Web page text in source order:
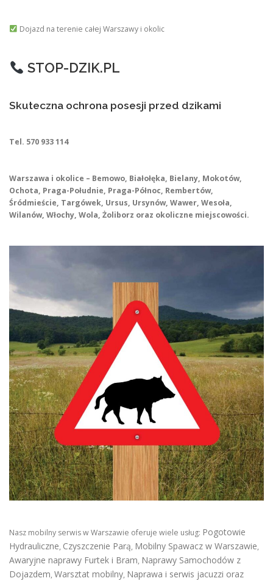
Dojazd na terenie całej Warszawy i okolic
STOP-DZIK.PL
Skuteczna ochrona posesji przed dzikami
Tel. 570 933 114
Warszawa i okolice – Bemowo, Białołęka, Bielany, Mokotów,
Ochota, Praga-Południe, Praga-Północ, Rembertów,
Śródmieście, Targówek, Ursus, Ursynów, Wawer, Wesoła,
Wilanów, Włochy, Wola, Żoliborz oraz okoliczne miejscowości.
Nasz mobilny serwis w Warszawie oferuje wiele usług: Pogotowie
Hydrauliczne, Czyszczenie Parą, Mobilny Spawacz w Warszawie,
Awaryjne naprawy Furtek i Bram, Naprawy Samochodów z
Dojazdem, Warsztat mobilny, Naprawa i serwis jacuzzi oraz